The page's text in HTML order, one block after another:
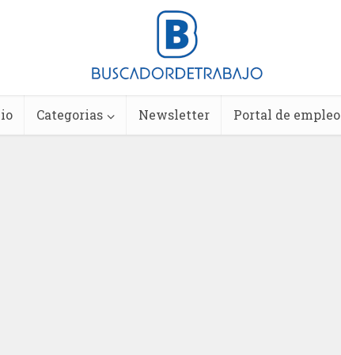
Categorias Newsletter Portal de empleo